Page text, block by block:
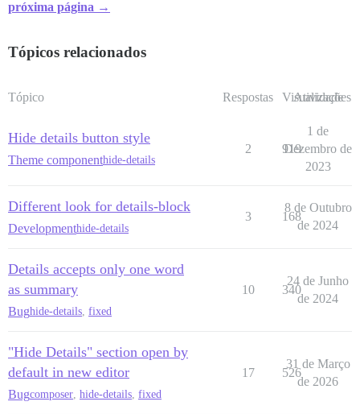
próxima página →
Tópicos relacionados
Tópico Respostas Visualizações
Atividade
Hide details button style
Theme componenthide-details
2 919
1 de
Dezembro de
2023
Different look for details-block
Developmenthide-details
3 168
8 de Outubro
de 2024
Details accepts only one word
as summary
Bughide-details, fixed
10 340
24 de Junho
de 2024
"Hide Details" section open by
default in new editor
Bugcomposer, hide-details, fixed
17 526
31 de Março
de 2026